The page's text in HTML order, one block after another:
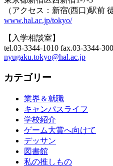
（アクセス：新宿(西口)駅前
www.hal.ac.jp/tokyo/
【入学相談室】
tel.03-3344-1010 fax.03-3344-
nyugaku.tokyo@hal.ac.jp
カテゴリー
業界＆就職
キャンパスライフ
学校紹介
ゲーム大賞へ向けて
デッサン
図書館
私の推しもの